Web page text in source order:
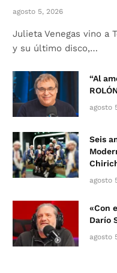
agosto 5, 2026
Julieta Venegas vino a
y su último disco,…
“Al
agosto
Seis
agosto
«Con
Darío
agosto